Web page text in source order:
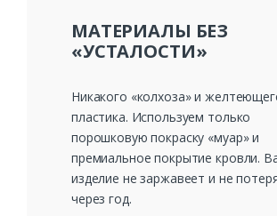
МАТЕРИАЛЫ БЕЗ
«УСТАЛОСТИ»
Никакого «колхоза» и
пластика. Используем только
порошковую покраску «муар» и
премиальное покрытие кровли.
изделие не заржавеет и не
через год.